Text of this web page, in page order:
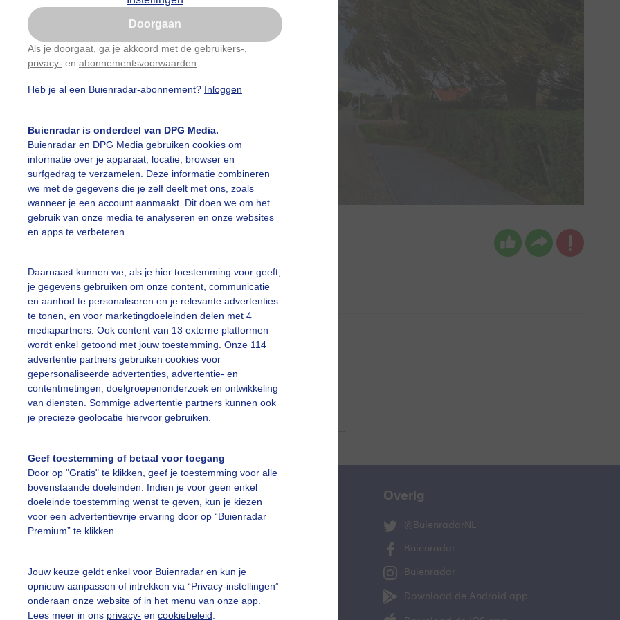
Doorgaan
Als je doorgaat, ga je akkoord met de gebruikers-
privacy- en abonnementsvoorwaarden
Heb je al een Buienradar-abonnement? Inloggen
Buienradar is onderdeel van DPG Media.
Buienradar en DPG Media gebruiken cookies om
informatie over je apparaat, locatie, browser en
surfgedrag te verzamelen. Deze informatie combineren
we met de gegevens die je zelf deelt met ons, zoals
wanneer je een account aanmaakt. Dit doen we om het
gebruik van onze media te analyseren en onze websites
en apps te verbeteren.
Daarnaast kunnen we, als je hier toestemming voor geeft,
je gegevens gebruiken om onze content, communicatie
en aanbod te personaliseren en je relevante advertenties
te tonen, en voor marketingdoeleinden delen met 4
mediapartners. Ook content van 13 externe platformen
wordt enkel getoond met jouw toestemming. Onze 114
advertentie partners gebruiken cookies voor
gepersonaliseerde advertenties, advertentie- en
contentmetingen, doelgroepenonderzoek en ontwikkeling
van diensten. Sommige advertentie partners kunnen ook
je precieze geolocatie hiervoor gebruiken.
Geef toestemming of betaal voor toegang
Door op "Gratis" te klikken, geef je toestemming voor alle
bovenstaande doeleinden. Indien je voor geen enkel
doeleinde toestemming wenst te geven, kun je kiezen
voor een advertentievrije ervaring door op “Buienradar
Premium” te klikken.
Jouw keuze geldt enkel voor Buienradar en kun je
opnieuw aanpassen of intrekken via “Privacy-instellingen”
onderaan onze website of in het menu van onze app.
Lees meer in ons privacy- en cookiebeleid
ziet er goed uit vanmorgen met die vriendelijke bewolking
Wolken Wind
slideshow
vragen
Mijn weer Overig
@BuienradarNL
Buienradar
Buienradar
Download de Android app
Nu niet, misschien later
Gebruik je Safari en wil je niet elke dag deze pop-up
Klikhierom dit aan te passen